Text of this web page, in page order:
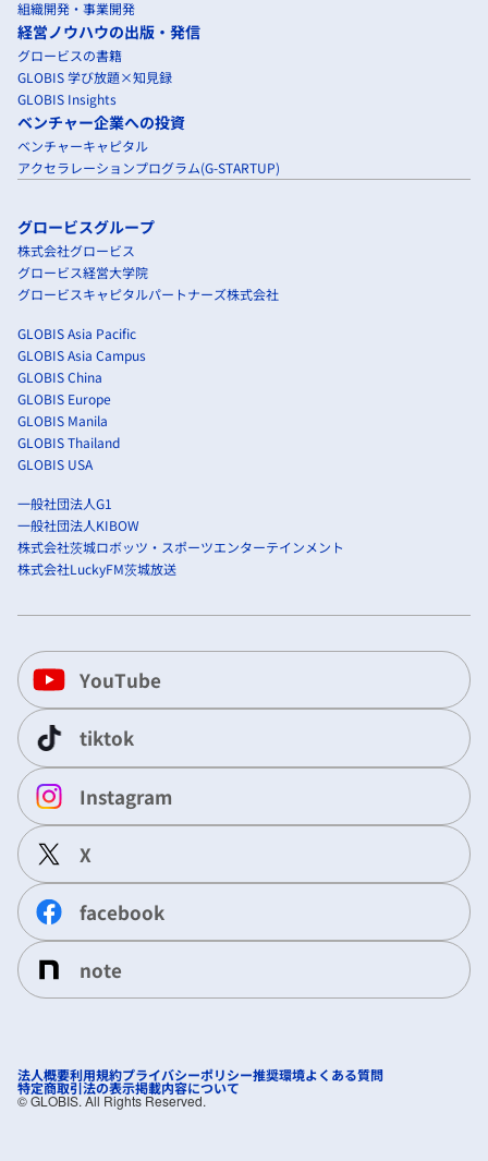
組織開発・事業開発
経営ノウハウの出版・発信
グロービスの書籍
GLOBIS 学び放題×知見録
GLOBIS Insights
ベンチャー企業への投資
ベンチャーキャピタル
アクセラレーションプログラム(G-STARTUP)
グロービスグループ
株式会社グロービス
グロービス経営大学院
グロービスキャピタルパートナーズ株式会社
GLOBIS Asia Pacific
GLOBIS Asia Campus
GLOBIS China
GLOBIS Europe
GLOBIS Manila
GLOBIS Thailand
GLOBIS USA
一般社団法人G1
一般社団法人KIBOW
株式会社茨城ロボッツ・スポーツエンターテインメント
株式会社LuckyFM茨城放送
YouTube
tiktok
Instagram
X
facebook
note
法人概要利用規約プライバシーポリシー推奨環境よくある質問
特定商取引法の表示掲載内容について
©︎ GLOBIS. All Rights Reserved.